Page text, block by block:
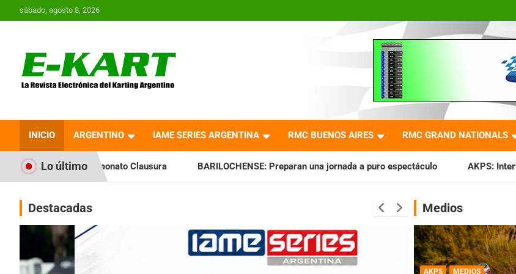
al
sábado, agosto 8, 2026
Revista Electrónica del
Karting en Argentina
INICIO ARGENTINO IAME SERIES ARGENTINA RMC BUENOS AIRES RMC GRAND NATIONALS
Lo último
Clausura BARILOCHENSE: Preparan una jornada a puro espectáculo AKPS: Intervino la IGJ y oficializó
Destacadas Medios
AKPS MEDIOS